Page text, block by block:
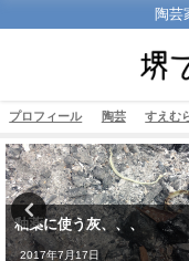
陶芸
プロフィール 陶芸 すえむ
釉薬に使う灰、、、
2017年7月17日